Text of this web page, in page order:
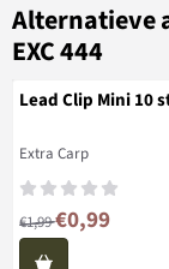
Alternatieve
EXC 444
Lead Clip Mini 10
Merk:
Extra Carp
Van 1,99 voor 0,99
€1,99€0,99